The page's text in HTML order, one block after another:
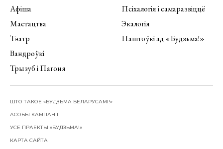
Афіша
Мастацтва
Тэатр
Вандроўкі
Трызуб і Пагоня
Псіхалогія і самаразвіццё
Экалогія
Паштоўкі ад «Будзьма!»
ШТО ТАКОЕ «БУДЗЬМА БЕЛАРУСАМІ!»
АСОБЫ КАМПАНІІ
УСЕ ПРАЕКТЫ «БУДЗЬМА!»
КАРТА САЙТА